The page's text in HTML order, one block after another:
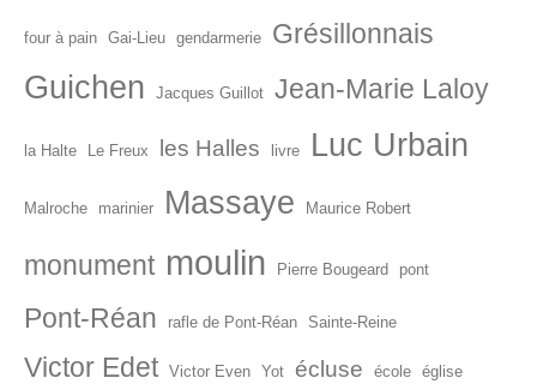
four à pain Gai-Lieu gendarmerie Grésillonnais
Guichen Jacques Guillot Jean-Marie Laloy
la Halte Le Freux les Halles livre Luc Urbain
Malroche marinier Massaye Maurice Robert
monument moulin Pierre Bougeard pont
Pont-Réan rafle de Pont-Réan Sainte-Reine
Victor Edet Victor Even Yot écluse école église